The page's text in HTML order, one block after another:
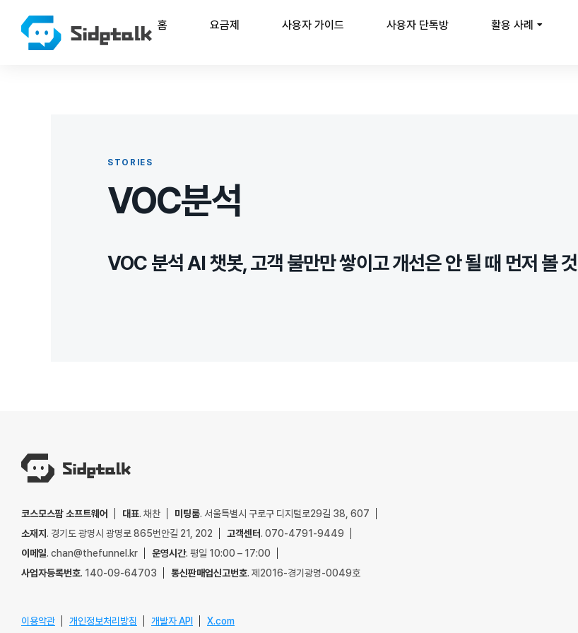
홈 요금제 사용자 가이드 사용자 단톡방 활용 사례
STORIES
VOC분석
VOC 분석 AI 챗봇, 고객 불만만 쌓이고 개선은 안 될 때 먼저 볼 것
코스모스팜 소프트웨어 대표. 채찬 미팅룸. 서울특별시 구로구 디지털로29길 38, 607
소재지. 경기도 광명시 광명로 865번안길 21, 202 고객센터. 070-4791-9449
이메일. chan@thefunnel.kr 운영시간. 평일 10:00 – 17:00
사업자등록번호. 140-09-64703 통신판매업신고번호. 제2016-경기광명-0049호
이용약관 개인정보처리방침 개발자 API X.com